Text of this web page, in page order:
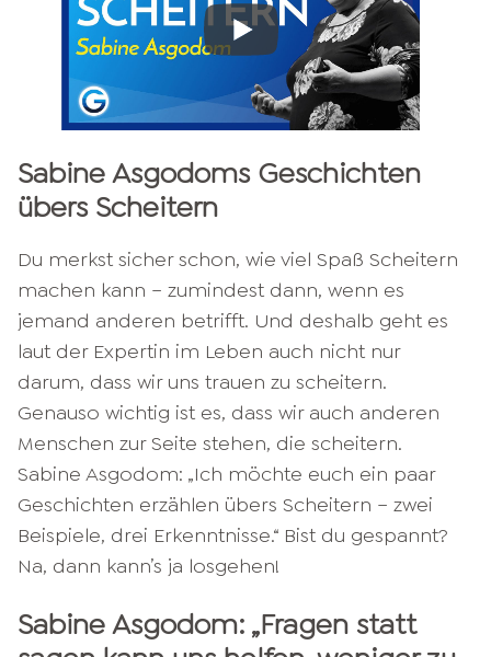
Sabine Asgodoms Geschichten
übers Scheitern
Du merkst sicher schon, wie viel Spaß Scheitern
machen kann – zumindest dann, wenn es
jemand anderen betrifft. Und deshalb geht es
laut der Expertin im Leben auch nicht nur
darum, dass wir uns trauen zu scheitern.
Genauso wichtig ist es, dass wir auch anderen
Menschen zur Seite stehen, die scheitern.
Sabine Asgodom: „Ich möchte euch ein paar
Geschichten erzählen übers Scheitern – zwei
Beispiele, drei Erkenntnisse.“ Bist du gespannt?
Na, dann kann’s ja losgehen!
Sabine Asgodom: „Fragen statt